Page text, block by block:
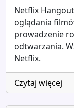
Netflix
oglądania
prowadzenie
odtwarzania.
Netflix.
Czytaj więcej